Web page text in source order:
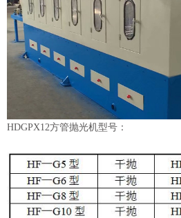
HDGPX12方管抛光机型号：